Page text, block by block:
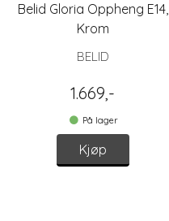
Belid Gloria Oppheng E14,
Krom
BELID
1.669,-
På lager
Kjøp